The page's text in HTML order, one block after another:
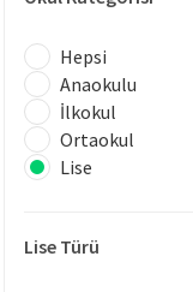
Hepsi
Anaokulu
İlkokul
Ortaokul
Lise
Lise Türü